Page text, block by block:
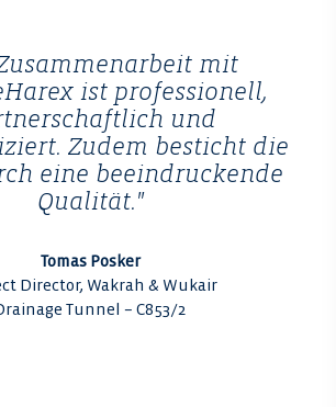
mit
ist professionell,
und
Zudem besticht die
eine beeindruckende
Qualität."
Tomas Posker
Director, Wakrah & Wukair
Tunnel – C853/2